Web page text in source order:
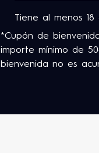
Tiene al menos
*Cupón de
importe mínimo de
bienvenida no es